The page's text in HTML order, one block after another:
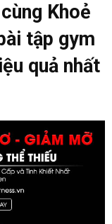
Khoẻ
tập gym
quả nhất